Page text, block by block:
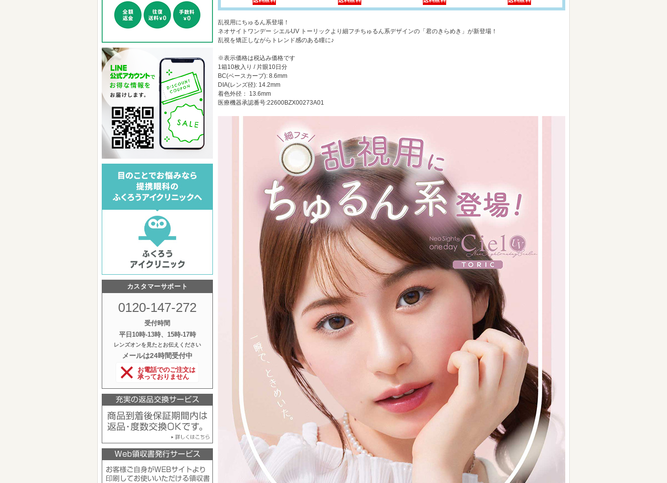
カスタマーサポート
0120-147-272
受付時間
平日10時‐13時、15時‐17時
レンズオンを見たとお伝えください
メールは24時間受付中
お電話でのご注文は
承っておりません
乱視用にちゅるん系登場！
ネオサイトワンデー シエルUV トーリックより細フチちゅるん系デザインの「君のきらめき」が新登場！
乱視を矯正しながらトレンド感のある瞳に♪
※表示価格は税込み価格です
1箱10枚入り / 片眼10日分
BC(ベースカーブ): 8.6mm
DIA(レンズ径): 14.2mm
着色外径： 13.6mm
医療機器承認番号:22600BZX00273A01